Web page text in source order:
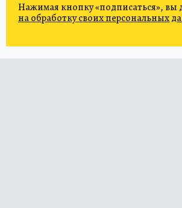
Нажимая кнопку «подписаться», вы
на обработку своих персональных